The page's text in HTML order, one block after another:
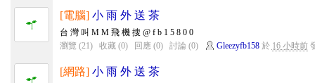
[電腦] 小 雨 外 送 茶
台 灣 叫 M M 飛 機 搜 @ f b 1 5 8 0 0
瀏覽 (21)
收藏 (0) 回應 (0) 討論 (0) Gleezyfb158於 16 小時前
[網路] 小 雨 外 送 茶